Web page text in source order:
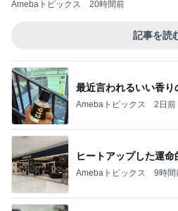
Amebaトピックス 20時間前
記事を読
最近言われるいい香り
Amebaトピックス 2日前
ヒートアップした運
Amebaトピックス 9時間